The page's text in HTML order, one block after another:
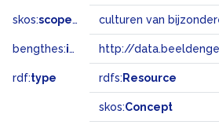
skos:scopeNote
bengthes:inSet http://
rdf:type rdfs: Resource
skos:Concept